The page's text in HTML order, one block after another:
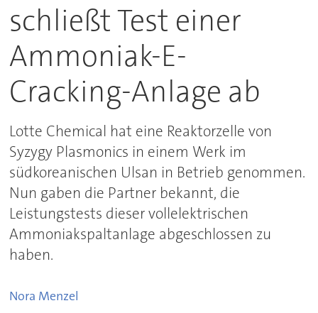
schließt Test einer
Ammoniak-E-
Cracking-Anlage ab
Lotte Chemical hat eine Reaktorzelle von
Syzygy Plasmonics in einem Werk im
südkoreanischen Ulsan in Betrieb genommen.
Nun gaben die Partner bekannt, die
Leistungstests dieser vollelektrischen
Ammoniakspaltanlage abgeschlossen zu
haben.
Nora Menzel